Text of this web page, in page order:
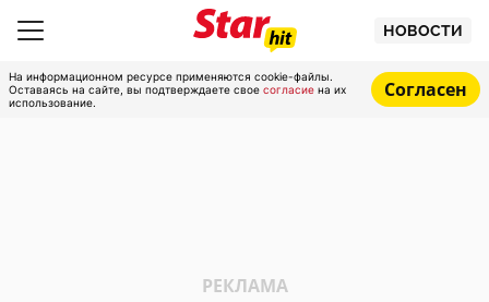
НОВОСТИ
На информационном ресурсе применяются cookie-файлы.
Оставаясь на сайте, вы подтверждаете свое согласие на их
использование.
Согласен